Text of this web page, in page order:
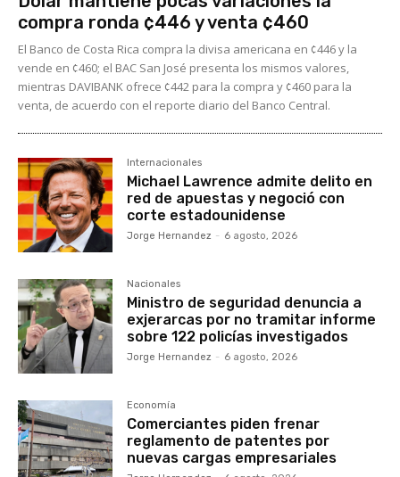
compra ronda ¢446 y venta ¢460
El Banco de Costa Rica compra la divisa americana en ¢446 y la
vende en ¢460; el BAC San José presenta los mismos valores,
mientras DAVIBANK ofrece ¢442 para la compra y ¢460 para la
venta, de acuerdo con el reporte diario del Banco Central.
Internacionales
Michael Lawrence admite delito en
red de apuestas y negoció con
corte estadounidense
Jorge Hernandez - 6 agosto, 2026
Nacionales
Ministro de seguridad denuncia a
exjerarcas por no tramitar informe
sobre 122 policías investigados
Jorge Hernandez - 6 agosto, 2026
Economía
Comerciantes piden frenar
reglamento de patentes por
nuevas cargas empresariales